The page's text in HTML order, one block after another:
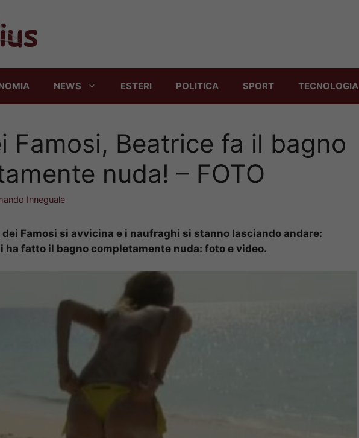
NEWS ESTERI POLITICA SPORT TECNOLOGIA
Famosi, Beatrice fa il bagno
nuda! – FOTO
Inneguale
dei Famosi si avvicina e i naufraghi si stanno lasciando andare:
ha fatto il bagno completamente nuda: foto e video.